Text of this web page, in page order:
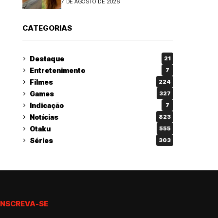
CATEGORIAS
Destaque 21
Entretenimento 7
Filmes 224
Games 327
Indicação 7
Notícias 823
Otaku 555
Séries 303
SE